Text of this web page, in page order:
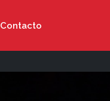
Contacto